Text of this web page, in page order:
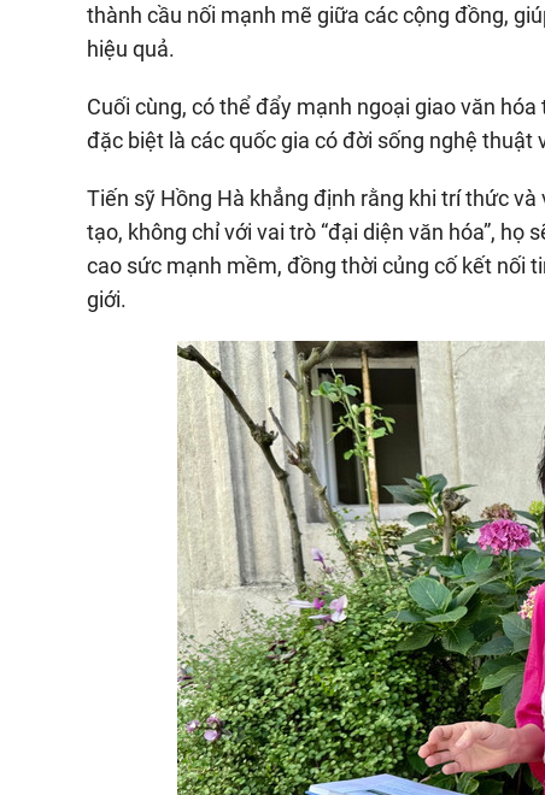
thành cầu nối mạnh mẽ giữa các cộng đồng,
hiệu quả.
Cuối cùng, có thể đẩy mạnh ngoại giao văn
đặc biệt là các quốc gia có đời sống nghệ thuật
Tiến sỹ Hồng Hà khẳng định rằng khi trí thức
tạo, không chỉ với vai trò “đại diện văn hóa”,
cao sức mạnh mềm, đồng thời củng cố kết nối
giới.